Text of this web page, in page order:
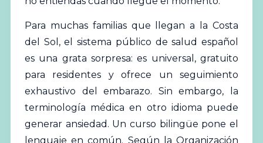
Para muchas familias que llegan a la Costa
del Sol, el sistema público de salud español
es una grata sorpresa: es universal, gratuito
para residentes y ofrece un seguimiento
exhaustivo del embarazo. Sin embargo, la
terminología médica en otro idioma puede
generar ansiedad. Un curso bilingüe pone el
lenguaje en común. Según laOrganización